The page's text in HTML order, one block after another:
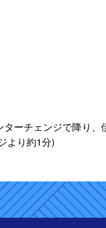
ーチェンジで降り、
より約1分)